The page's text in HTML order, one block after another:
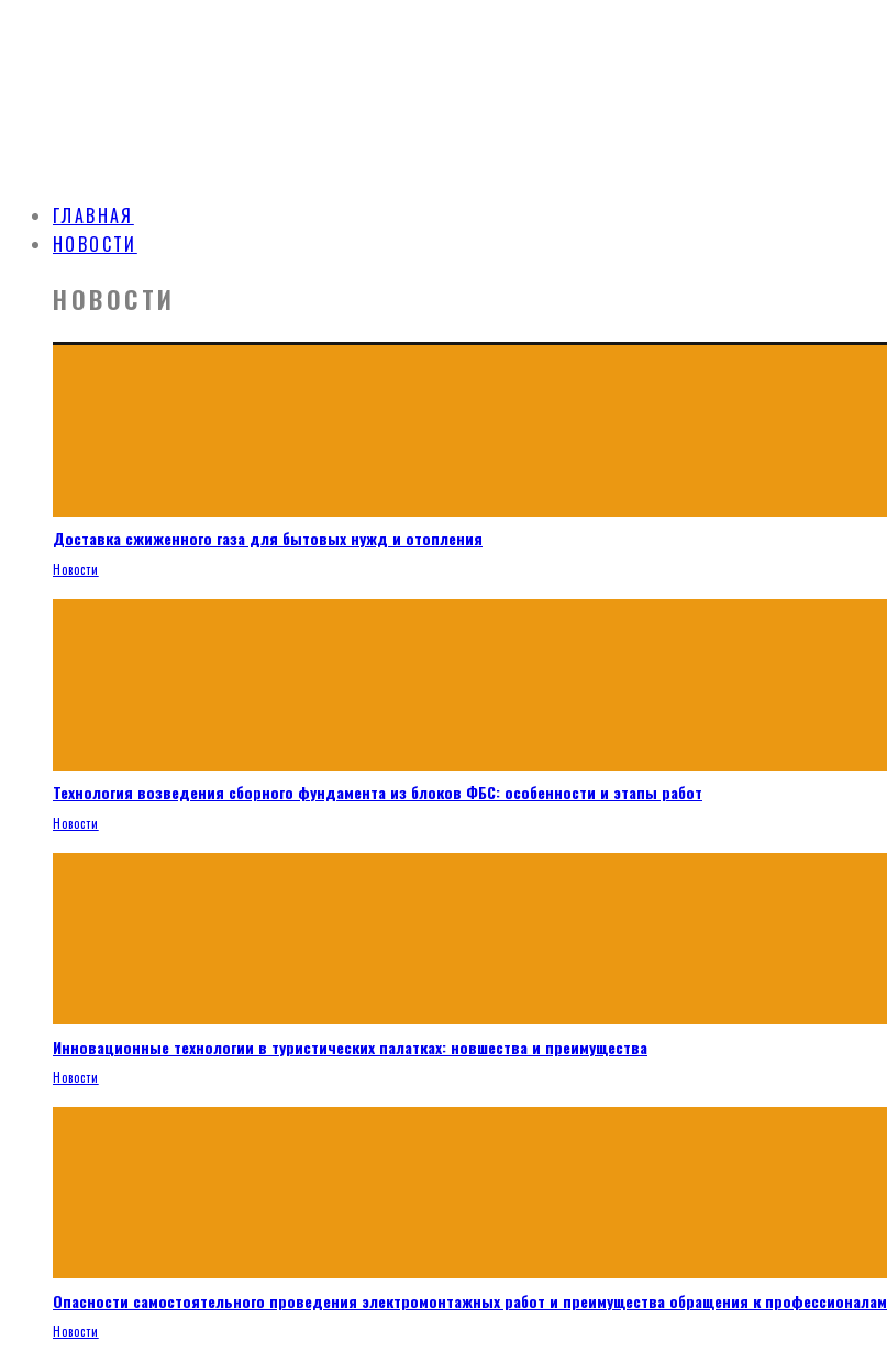
ГЛАВНАЯ
НОВОСТИ
НОВОСТИ
Доставка сжиженного газа для бытовых нужд и отопления
Новости
Технология возведения сборного фундамента из блоков ФБС: особенности и этапы работ
Новости
Инновационные технологии в туристических палатках: новшества и преимущества
Новости
Опасности самостоятельного проведения электромонтажных работ и преимущества обращения к профессионалам
Новости